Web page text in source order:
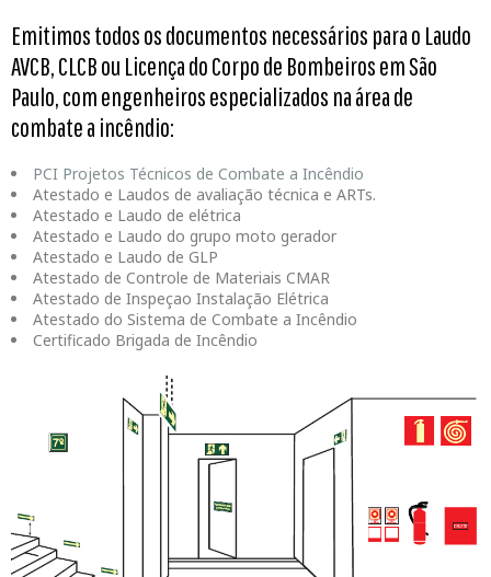
Emitimos todos os documentos necessários para o Laudo
AVCB, CLCB ou Licença do Corpo de Bombeiros em São
Paulo, com engenheiros especializados na área de
combate a incêndio:
PCI Projetos Técnicos de Combate a Incêndio
Atestado e Laudos de avaliação técnica e ARTs.
Atestado e Laudo de elétrica
Atestado e Laudo do grupo moto gerador
Atestado e Laudo de GLP
Atestado de Controle de Materiais CMAR
Atestado de Inspeçao Instalação Elétrica
Atestado do Sistema de Combate a Incêndio
Certificado Brigada de Incêndio